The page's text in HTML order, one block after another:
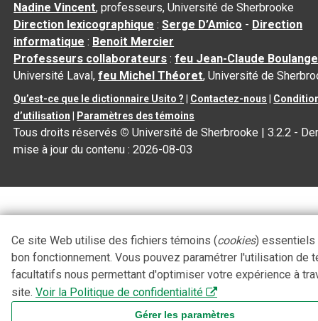
Nadine Vincent, professeurs, Université de Sherbrooke
Direction lexicographique :Serge D’Amico - Direction
informatique : Benoit Mercier
Professeurs collaborateurs :feu Jean-Claude
Université Laval,feu Michel Théoret, Université de
Qu’est-ce que le dictionnaire Usito ? Contactez-nous
d’utilisation
Paramètres des témoins
Tous droits réservés © Université de Sherbrooke |3.2.2 -
mise à jour du contenu :2026-08-03
Ce site Web utilise des fichiers témoins (cookies) essentiels
bon fonctionnement. Vous pouvez paramétrer l'utilisation de
facultatifs nous permettant d'optimiser votre expérience à
site. Voir la Politique de confidentialité
Gérer les paramètres